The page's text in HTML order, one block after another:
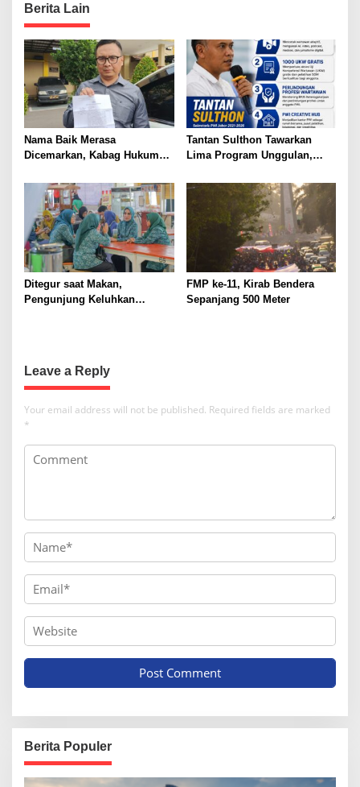
v
i
g
a
t
i
o
Berita Lain
Nama Baik Merasa
Dicemarkan, Kabag Hukum
Polisi dengan Pasal UU ITE
Tantan Sulthon Tawarkan
Lima Program Unggulan,
Lebih Adaptif dan Sejahtera
Ditegur saat Makan,
Pengunjung Keluhkan
FMP ke-11, Kirab Bendera
Sepanjang 500 Meter
Leave a Reply
Your email address will not be published. Required fields are marked
*
Berita Populer